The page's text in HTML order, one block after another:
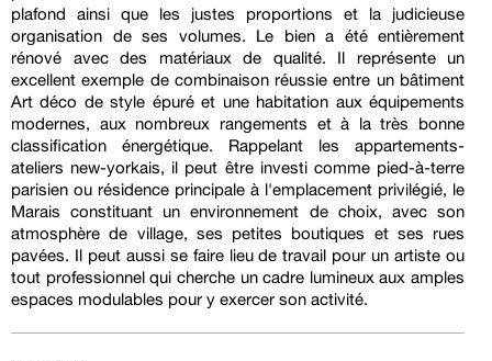
plafond ainsi que les justes proportions et la judicieuse
organisation de ses volumes. Le bien a été entièrement
rénové avec des matériaux de qualité. Il représente un
excellent exemple de combinaison réussie entre un bâtiment
Art déco de style épuré et une habitation aux équipements
modernes, aux nombreux rangements et à la très bonne
classification énergétique. Rappelant les appartements-
ateliers new-yorkais, il peut être investi comme pied-à-terre
parisien ou résidence principale à l'emplacement privilégié, le
Marais constituant un environnement de choix, avec son
atmosphère de village, ses petites boutiques et ses rues
pavées. Il peut aussi se faire lieu de travail pour un artiste ou
tout professionnel qui cherche un cadre lumineux aux amples
espaces modulables pour y exercer son activité.